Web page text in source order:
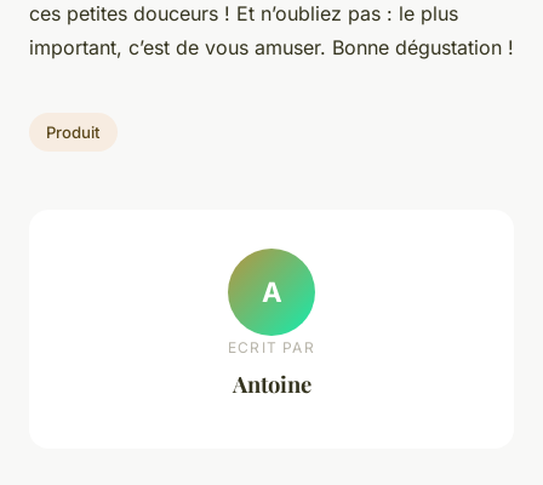
ces petites douceurs ! Et n’oubliez pas : le plus
important, c’est de vous amuser. Bonne dégustation !
Produit
A
ECRIT PAR
Antoine